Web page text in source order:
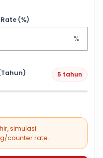
(%)
%
5 tahun
simulasi
counter rate.